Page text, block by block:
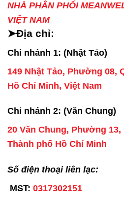
NHÀ PHÂN PHỐI
VIỆT NAM
➤Địa chỉ:
Chi nhánh 1: (Nhật Tảo)
149 Nhật Tảo, Phường 08,
Hồ Chí Minh, Việt Nam
Chi nhánh 2: (Văn Chung)
20 Văn Chung, Phường 13,
Thành phố Hồ Chí Minh
Số điện thoại liên lạc:
MST: 0317302151